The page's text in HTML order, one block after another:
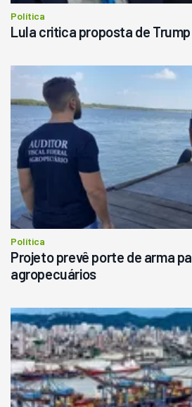
Política
Lula critica proposta de
Política
Projeto prevê porte de arma
agropecuários